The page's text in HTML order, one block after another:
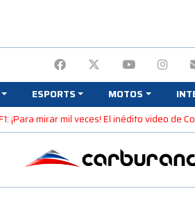
ESPORTS MOTOS
¡Para mirar mil veces! El inédito video de